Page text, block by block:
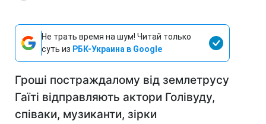
Не трать время на шум! Читай только
суть из РБК-Украина в Google
Гроші постраждалому від землетрусу
Гаїті відправляють актори Голівуду,
співаки, музиканти, зірки